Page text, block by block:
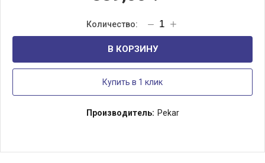
В КОРЗИНУ
Купить в 1 клик
Производитель: Pekar